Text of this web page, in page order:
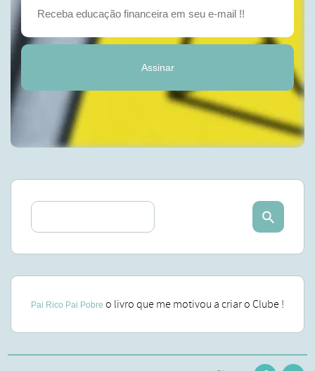
Assinar
Pai Rico Pai Pobre o livro que me motivou a criar o Clube !